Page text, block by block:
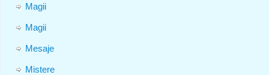
Magii
Magii
Mesaje
Mistere